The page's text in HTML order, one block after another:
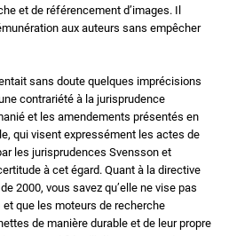
et de référencement d’images. Il
aux auteurs sans empêcher
sans doute quelques imprécisions
contrariété à la jurisprudence
et les amendements présentés en
qui visent expressément les actes de
les jurisprudences Svensson et
à cet égard. Quant à la directive
2000, vous savez qu’elle ne vise pas
que les moteurs de recherche
de manière durable et de leur propre